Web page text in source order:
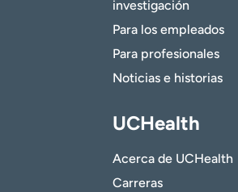
investigación
Para los empleados
Para profesionales
Noticias e historias
UCHealth
Acerca de UCHealth
Carreras